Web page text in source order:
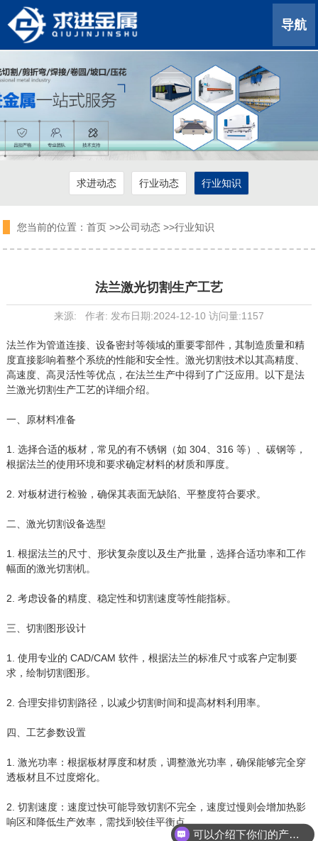
导航
求进动态 行业动态 行业知识
您当前的位置：首页 >>公司动态 >>行业知识
法兰激光切割生产工艺
来源: 作者: 发布日期:2024-12-10 访问量:1157
法兰作为管道连接、设备密封等领域的重要零部件，其制造质量和精
度直接影响着整个系统的性能和安全性。激光切割技术以其高精度、
高速度、高灵活性等优点，在法兰生产中得到了广泛应用。以下是法
兰激光切割生产工艺的详细介绍。
一、原材料准备
1. 选择合适的板材，常见的有不锈钢（如 304、316 等）、碳钢等，
根据法兰的使用环境和要求确定材料的材质和厚度。
2. 对板材进行检验，确保其表面无缺陷、平整度符合要求。
二、激光切割设备选型
1. 根据法兰的尺寸、形状复杂度以及生产批量，选择合适功率和工作
幅面的激光切割机。
2. 考虑设备的精度、稳定性和切割速度等性能指标。
三、切割图形设计
1. 使用专业的 CAD/CAM 软件，根据法兰的标准尺寸或客户定制要
求，绘制切割图形。
2. 合理安排切割路径，以减少切割时间和提高材料利用率。
四、工艺参数设置
1. 激光功率：根据板材厚度和材质，调整激光功率，确保能够完全穿
透板材且不过度熔化。
2. 切割速度：速度过快可能导致切割不完全，速度过慢则会增加热影
响区和降低生产效率，需找到较佳平衡点。
可以介绍下你们的产品么